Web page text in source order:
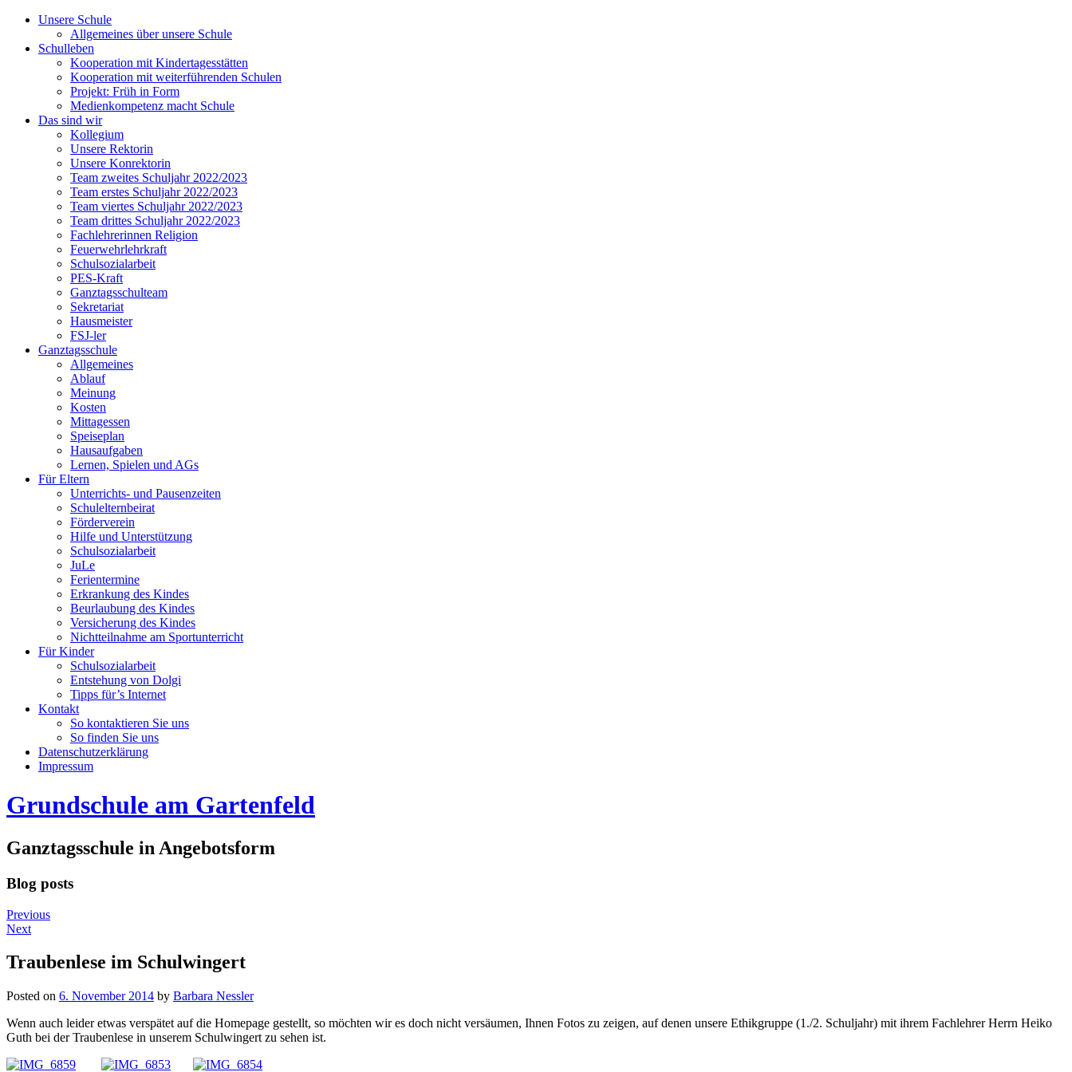
Unsere Schule
Allgemeines über unsere Schule
Schulleben
Kooperation mit Kindertagesstätten
Kooperation mit weiterführenden Schulen
Projekt: Früh in Form
Medienkompetenz macht Schule
Das sind wir
Kollegium
Unsere Rektorin
Unsere Konrektorin
Team zweites Schuljahr 2022/2023
Team erstes Schuljahr 2022/2023
Team viertes Schuljahr 2022/2023
Team drittes Schuljahr 2022/2023
Fachlehrerinnen Religion
Feuerwehrlehrkraft
Schulsozialarbeit
PES-Kraft
Ganztagsschulteam
Sekretariat
Hausmeister
FSJ-ler
Ganztagsschule
Allgemeines
Ablauf
Meinung
Kosten
Mittagessen
Speiseplan
Hausaufgaben
Lernen, Spielen und AGs
Für Eltern
Unterrichts- und Pausenzeiten
Schulelternbeirat
Förderverein
Hilfe und Unterstützung
Schulsozialarbeit
JuLe
Ferientermine
Erkrankung des Kindes
Beurlaubung des Kindes
Versicherung des Kindes
Nichtteilnahme am Sportunterricht
Für Kinder
Schulsozialarbeit
Entstehung von Dolgi
Tipps für’s Internet
Kontakt
So kontaktieren Sie uns
So finden Sie uns
Datenschutzerklärung
Impressum
Grundschule am Gartenfeld
Ganztagsschule in Angebotsform
Blog posts
Previous
Next
Traubenlese im Schulwingert
Posted on 6. November 2014 by Barbara Nessler
Wenn auch leider etwas verspätet auf die Homepage gestellt, so möchten wir es doch nicht versäumen, Ihnen Fotos zu zeigen, auf denen unsere Ethikgruppe (1./2. Schuljahr) mit ihrem Fachlehrer Herrn Heiko
Guth bei der Traubenlese in unserem Schulwingert zu sehen ist.